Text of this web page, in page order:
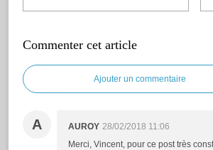
Commenter cet article
Ajouter un commentaire
A AUROY 28/02/2018 11:06
Merci, Vincent, pour ce post très